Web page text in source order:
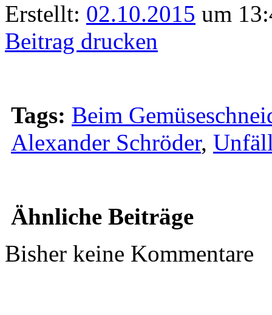
Erstellt: 02.10.2015 um
Beitrag drucken
Tags: Beim
Alexander Schröder,
Ähnliche Beiträge
Bisher keine Kommentare